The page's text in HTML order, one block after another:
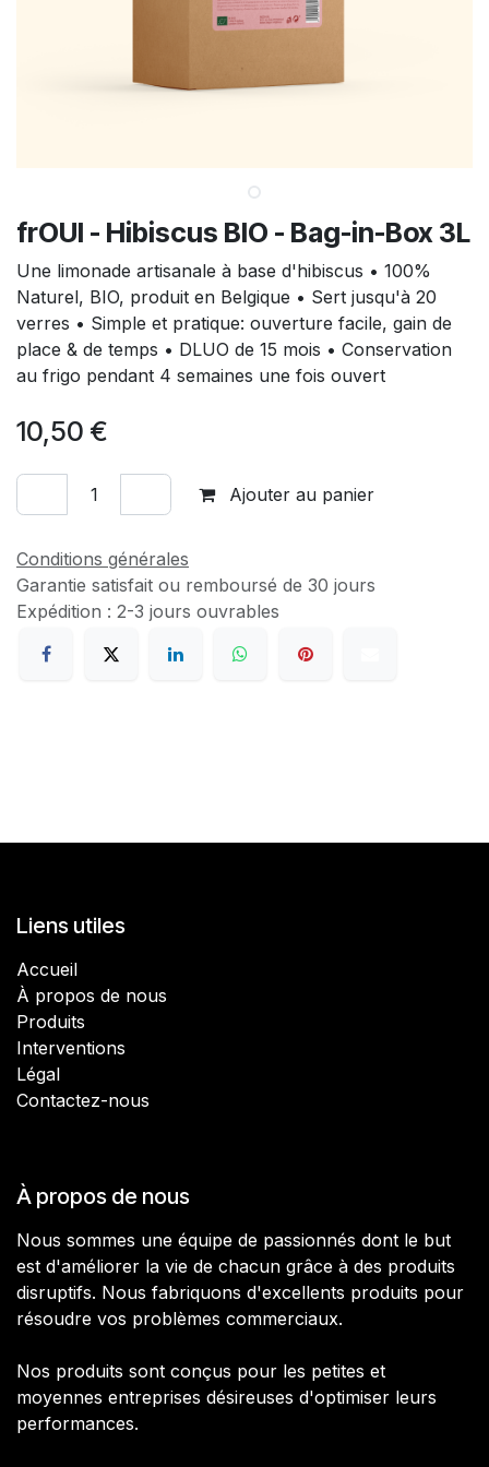
frOUI - Hibiscus BIO - Bag-in-Box 3L
Une limonade artisanale à base d'hibiscus • 100%
Naturel, BIO, produit en Belgique • Sert jusqu'à 20
verres • Simple et pratique: ouverture facile, gain de
place & de temps • DLUO de 15 mois • Conservation
au frigo pendant 4 semaines une fois ouvert
10,50 €
Ajouter au panier
Conditions générales
Garantie satisfait ou remboursé de 30 jours
Expédition : 2-3 jours ouvrables
Liens utiles
Accueil
À propos de nous
Produits
Interventions
Légal
Contactez-nous
À propos de nous
Nous sommes une équipe de passionnés dont le but
est d'améliorer la vie de chacun grâce à des produits
disruptifs. Nous fabriquons d'excellents produits pour
résoudre vos problèmes commerciaux.
Nos produits sont conçus pour les petites et
moyennes entreprises désireuses d'optimiser leurs
performances.